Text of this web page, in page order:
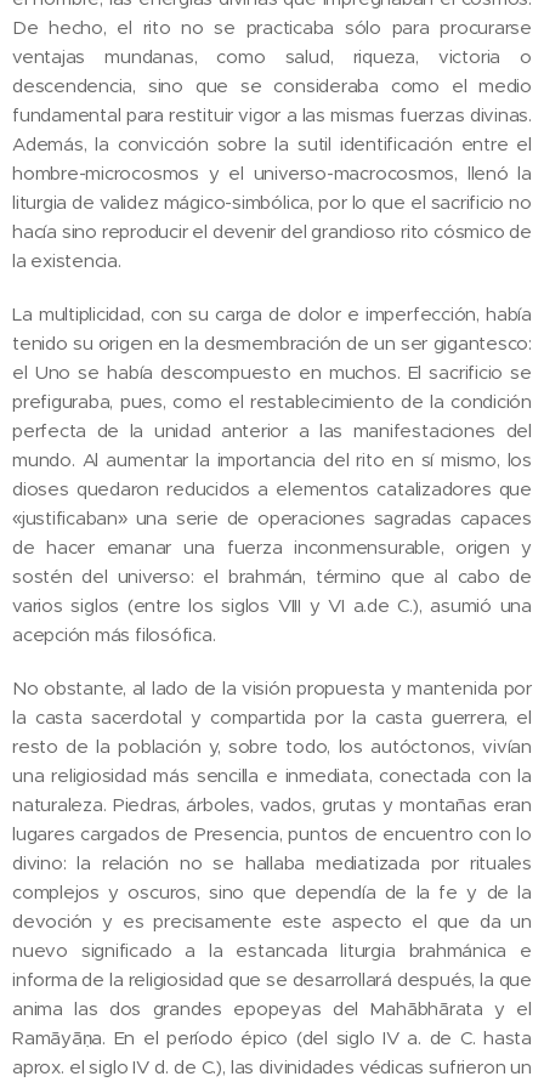
De hecho, el rito no se practicaba sólo para procurarse
ventajas mundanas, como salud, riqueza, victoria o
descendencia, sino que se consideraba como el medio
fundamental para restituir vigor a las mismas fuerzas divinas.
Además, la convicción sobre la sutil identificación entre el
hombre-microcosmos y el universo-macrocosmos, llenó la
liturgia de validez mágico-simbólica, por lo que el sacrificio no
hacía sino reproducir el devenir del grandioso rito cósmico de
la existencia.
La multiplicidad, con su carga de dolor e imperfección, había
tenido su origen en la desmembración de un ser gigantesco:
el Uno se había descompuesto en muchos. El sacrificio se
prefiguraba, pues, como el restablecimiento de la condición
perfecta de la unidad anterior a las manifestaciones del
mundo. Al aumentar la importancia del rito en sí mismo, los
dioses quedaron reducidos a elementos catalizadores que
«justificaban» una serie de operaciones sagradas capaces
de hacer emanar una fuerza inconmensurable, origen y
sostén del universo: el brahmán, término que al cabo de
varios siglos (entre los siglos VIII y VI a.de C.), asumió una
acepción más filosófica.
No obstante, al lado de la visión propuesta y mantenida por
la casta sacerdotal y compartida por la casta guerrera, el
resto de la población y, sobre todo, los autóctonos, vivían
una religiosidad más sencilla e inmediata, conectada con la
naturaleza. Piedras, árboles, vados, grutas y montañas eran
lugares cargados de Presencia, puntos de encuentro con lo
divino: la relación no se hallaba mediatizada por rituales
complejos y oscuros, sino que dependía de la fe y de la
devoción y es precisamente este aspecto el que da un
nuevo significado a la estancada liturgia brahmánica e
informa de la religiosidad que se desarrollará después, la que
anima las dos grandes epopeyas del Mahābhārata y el
Ramāyāṇa. En el período épico (del siglo IV a. de C. hasta
aprox. el siglo IV d. de C.), las divinidades védicas sufrieron un